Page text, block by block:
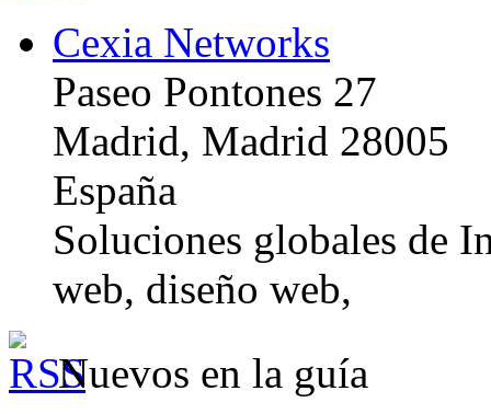
Cexia Networks
Paseo Pontones 27
Madrid, Madrid 28005
España
Soluciones globales de
web, diseño web,
Nuevos en la guía